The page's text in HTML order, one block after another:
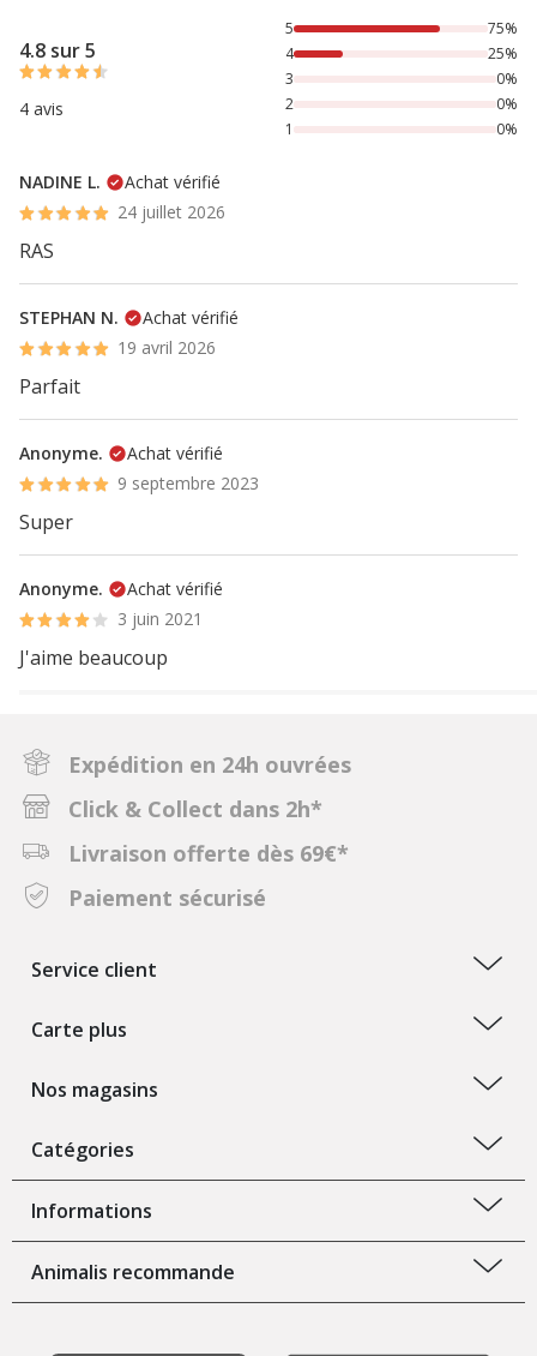
4.8 sur 5
4 avis
75% des personnes lont noté avec {1} étoiles, 25% des
5
75%
4
25%
3
0%
2
0%
1
0%
NADINE L.
Achat vérifié
24 juillet 2026
RAS
STEPHAN N.
Achat vérifié
19 avril 2026
Parfait
Anonyme.
Achat vérifié
9 septembre 2023
Super
Anonyme.
Achat vérifié
3 juin 2021
J'aime beaucoup
Expédition en 24h ouvrées
Click & Collect dans 2h*
Livraison offerte dès 69€*
Paiement sécurisé
Service client
Carte plus
Nos magasins
Catégories
Informations
Animalis recommande